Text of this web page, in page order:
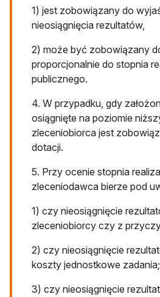
1) jest zobowiązany do
nieosiągnięcia rezultatów,
2) może być zobowiązany
proporcjonalnie do stopnia
publicznego.
4. W przypadku, gdy
osiągnięte na poziomie
zleceniobiorca jest
dotacji.
5. Przy ocenie stopnia
zleceniodawca bierze pod
1) czy nieosiągnięcie
zleceniobiorcy czy z
2) czy nieosiągnięcie
koszty jednostkowe zadania;
3) czy nieosiągnięcie